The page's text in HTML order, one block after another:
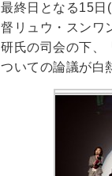
最終日となる15日
督リュウ・スンワ
研氏の司会の下、
ついての論議が白